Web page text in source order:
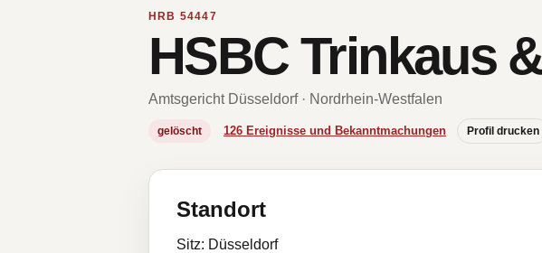
HRB 54447
HSBC Trinkaus
Amtsgericht Düsseldorf · Nordrhein-Westfalen
gelöscht 126 Ereignisse und Bekanntmachungen Profil drucken
Standort
Sitz: Düsseldorf